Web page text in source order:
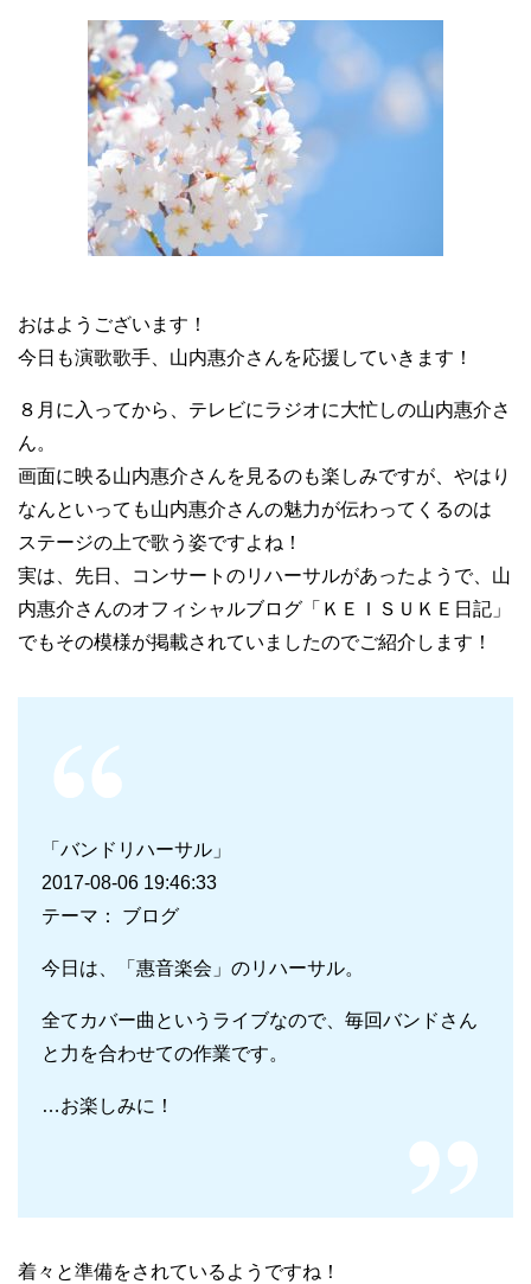
おはようございます！
今日も演歌歌手、山内惠介さんを応援していきます！
８月に入ってから、テレビにラジオに大忙しの山内惠介さ
ん。
画面に映る山内惠介さんを見るのも楽しみですが、やはり
なんといっても山内惠介さんの魅力が伝わってくるのは
ステージの上で歌う姿ですよね！
実は、先日、コンサートのリハーサルがあったようで、山
内惠介さんのオフィシャルブログ「ＫＥＩＳＵＫＥ日記」
でもその模様が掲載されていましたのでご紹介します！
「バンドリハーサル」
2017-08-06 19:46:33
テーマ： ブログ
今日は、「惠音楽会」のリハーサル。
全てカバー曲というライブなので、毎回バンドさん
と力を合わせての作業です。
…お楽しみに！
着々と準備をされているようですね！